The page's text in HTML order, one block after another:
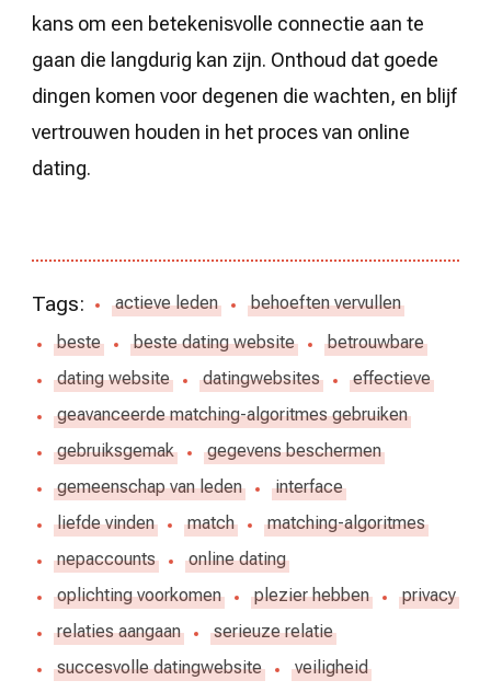
kans om een betekenisvolle connectie aan te
gaan die langdurig kan zijn. Onthoud dat goede
dingen komen voor degenen die wachten, en blijf
vertrouwen houden in het proces van online
dating.
Tags: actieve leden
behoeften vervullen
beste
beste dating website
betrouwbare
dating website
datingwebsites
effectieve
geavanceerde matching-algoritmes gebruiken
gebruiksgemak
gegevens beschermen
gemeenschap van leden
interface
liefde vinden
match
matching-algoritmes
nepaccounts
online dating
oplichting voorkomen
plezier hebben
privacy
relaties aangaan
serieuze relatie
succesvolle datingwebsite
veiligheid